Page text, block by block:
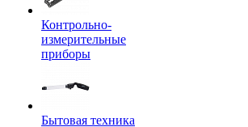
Контрольно-
измерительные
приборы
Бытовая техника